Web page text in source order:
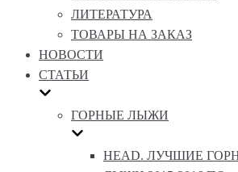
ЛИТЕРАТУРА
ТОВАРЫ НА ЗАКАЗ
НОВОСТИ
СТАТЬИ
ГОРНЫЕ ЛЫЖИ
HEAD. ЛУЧШИЕ